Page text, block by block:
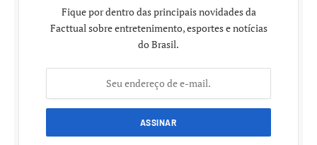
Fique por dentro das principais novidades da
Facttual sobre entretenimento, esportes e notícias
do Brasil.